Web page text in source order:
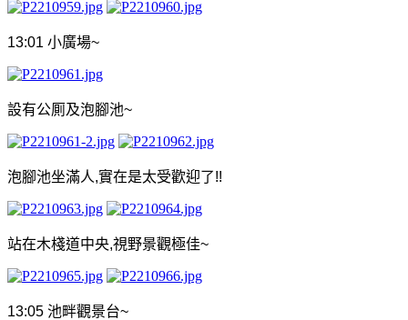
13:01 小廣場~
設有公厠及泡腳池~
泡腳池坐滿人,實在是太受歡迎了!!
站在木棧道中央,視野景觀極佳~
13:05 池畔觀景台~